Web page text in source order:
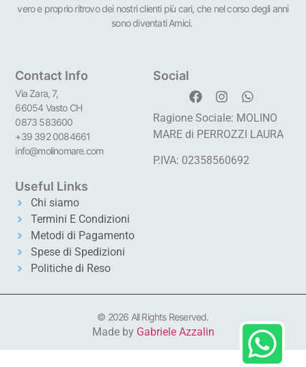
vero e proprio ritrovo dei nostri clienti più cari, che nel corso degli anni
sono diventati Amici.
Contact Info
Via Zara, 7,
66054 Vasto CH
0873 583600
+39 392 0084661
info@molinomare.com
Social
Ragione Sociale: MOLINO
MARE di PERROZZI LAURA
P.IVA: 02358560692
Useful Links
Chi siamo
Termini E Condizioni
Metodi di Pagamento
Spese di Spedizioni
Politiche di Reso
© 2026 All Rights Reserved.
Made by Gabriele Azzalin